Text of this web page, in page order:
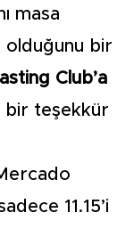
masa
olduğunu bir
Club’a
bir teşekkür
11.15’i